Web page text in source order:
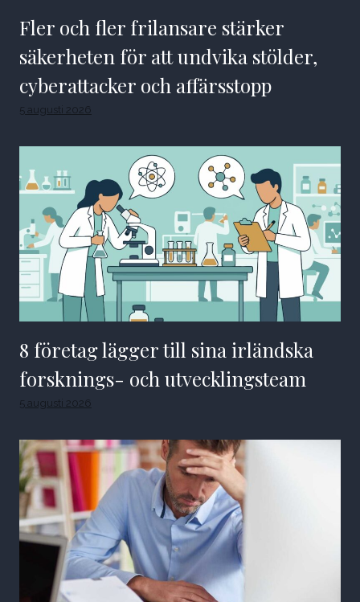
Fler och fler frilansare stärker
säkerheten för att undvika stölder,
cyberattacker och affärsstopp
5 augusti 2026
8 företag lägger till sina irländska
forsknings- och utvecklingsteam
5 augusti 2026